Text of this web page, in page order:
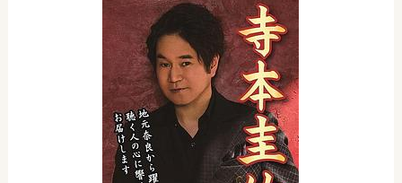
奈良健康ランド AIコンシェルジュです。
ご質問をお伺いします。